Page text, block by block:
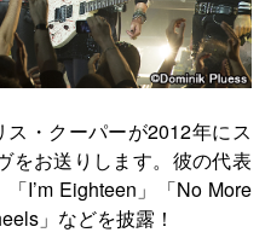
ス・クーパーが2012年にス
をお送りします。彼の代表
I’m Eighteen」「No More
」などを披露！